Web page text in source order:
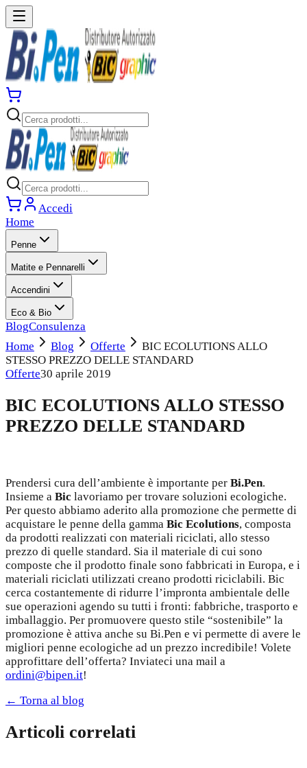
Accedi
Home
Penne
Matite e Pennarelli
Accendini
Eco & Bio
BlogConsulenza
Home
Blog Offerte
BIC ECOLUTIONS ALLO
STESSO PREZZO DELLE STANDARD
Offerte30 aprile 2019
BIC ECOLUTIONS ALLO STESSO
PREZZO DELLE STANDARD
Prendersi cura dell’ambiente è importante per Bi.Pen.
Insieme a Bic lavoriamo per trovare soluzioni ecologiche.
Per questo abbiamo aderito alla promozione che permette di
acquistare le penne della gamma Bic Ecolutions, composta
da prodotti realizzati con materiali riciclati, allo stesso
prezzo di quelle standard. Sia il materiale di cui sono
composte che il prodotto finale sono fabbricati in Europa, e i
materiali riciclati utilizzati creano prodotti riciclabili. Bic
cerca costantemente di ridurre l’impronta ambientale delle
sue operazioni agendo su tutti i fronti: fabbriche, trasporto e
imballaggio. Per promuovere questo stile “sostenibile” la
promozione è attiva anche su Bi.Pen e vi permette di avere le
migliori penne ecologiche ad un prezzo incredibile! Volete
approfittare dell’offerta? Inviateci una mail a
ordini@bipen.it!
← Torna al blog
Articoli correlati